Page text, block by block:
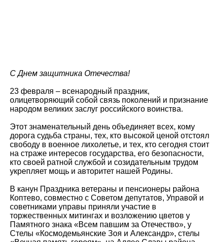
С Днем защитника Отечества!
23 февраля – всенародный праздник,
олицетворяющий собой связь поколений и признание
народом великих заслуг российского воинства.
Этот знаменательный день объединяет всех, кому
дорога судьба страны, тех, кто высокой ценой отстоял
свободу в военное лихолетье, и тех, кто сегодня стоит
на страже интересов государства, его безопасности,
кто своей ратной службой и созидательным трудом
укрепляет мощь и авторитет нашей Родины.
В канун Праздника ветераны и пенсионеры района
Коптево, совместно с Советом депутатов, Управой и
советниками управы приняли участие в
торжественных митингах и возложению цветов у
Памятного знака «Всем павшим за Отечество», у
Стелы «Космодемьянские Зоя и Александр», стелы